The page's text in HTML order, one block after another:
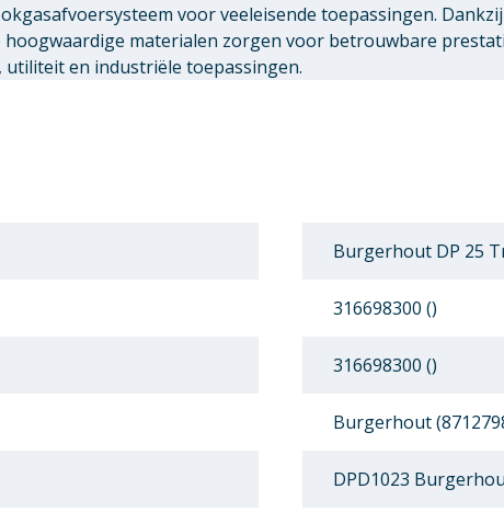
voor veeleisende toepassingen.
materialen zorgen voor betrouwbare
en industriële toepassingen.
Burgerhout DP 25
316698300 ()
316698300 ()
Burgerhout
DPD1023